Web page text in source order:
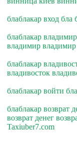
блаблакар вход бла
блаблакар
владимир владимир
блаблакар
владивосток
блаблакар войти
блаблакар возврат
возврат денег
Taxiuber7.com